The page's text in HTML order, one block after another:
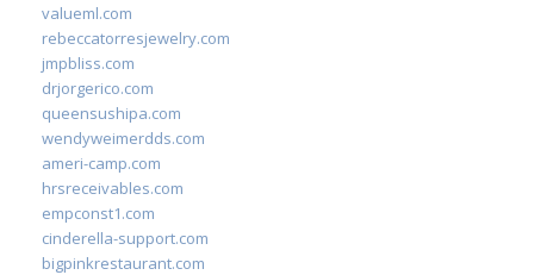
valueml.com
rebeccatorresjewelry.com
jmpbliss.com
drjorgerico.com
queensushipa.com
wendyweimerdds.com
ameri-camp.com
hrsreceivables.com
empconst1.com
cinderella-support.com
bigpinkrestaurant.com